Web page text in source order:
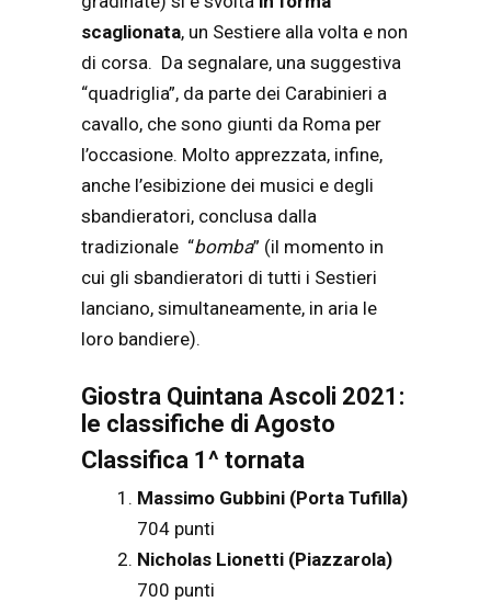
scaglionata, un Sestiere alla volta e non
di corsa. Da segnalare, una suggestiva
“quadriglia”, da parte dei Carabinieri a
cavallo, che sono giunti da Roma per
l’occasione. Molto apprezzata, infine,
anche l’esibizione dei musici e degli
sbandieratori, conclusa dalla
tradizionale “bomba” (il momento in
cui gli sbandieratori di tutti i Sestieri
lanciano, simultaneamente, in aria le
loro bandiere).
Giostra Quintana Ascoli 2021:
le classifiche di Agosto
Classifica 1^ tornata
Massimo Gubbini (Porta Tufilla)
704 punti
Nicholas Lionetti (Piazzarola)
700 punti